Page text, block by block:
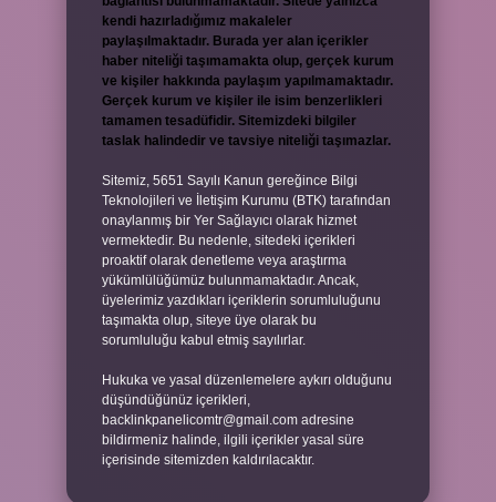
kendi hazırladığımız makaleler
paylaşılmaktadır. Burada yer alan içerikler
haber niteliği taşımamakta olup, gerçek kurum
ve kişiler hakkında paylaşım yapılmamaktadır.
Gerçek kurum ve kişiler ile isim benzerlikleri
tamamen tesadüfidir. Sitemizdeki bilgiler
taslak halindedir ve tavsiye niteliği taşımazlar.
Sitemiz, 5651 Sayılı Kanun gereğince Bilgi
Teknolojileri ve İletişim Kurumu (BTK) tarafından
onaylanmış bir Yer Sağlayıcı olarak hizmet
vermektedir. Bu nedenle, sitedeki içerikleri
proaktif olarak denetleme veya araştırma
yükümlülüğümüz bulunmamaktadır. Ancak,
üyelerimiz yazdıkları içeriklerin sorumluluğunu
taşımakta olup, siteye üye olarak bu
sorumluluğu kabul etmiş sayılırlar.
Hukuka ve yasal düzenlemelere aykırı olduğunu
düşündüğünüz içerikleri,
backlinkpanelicomtr@gmail.com adresine
bildirmeniz halinde, ilgili içerikler yasal süre
içerisinde sitemizden kaldırılacaktır.